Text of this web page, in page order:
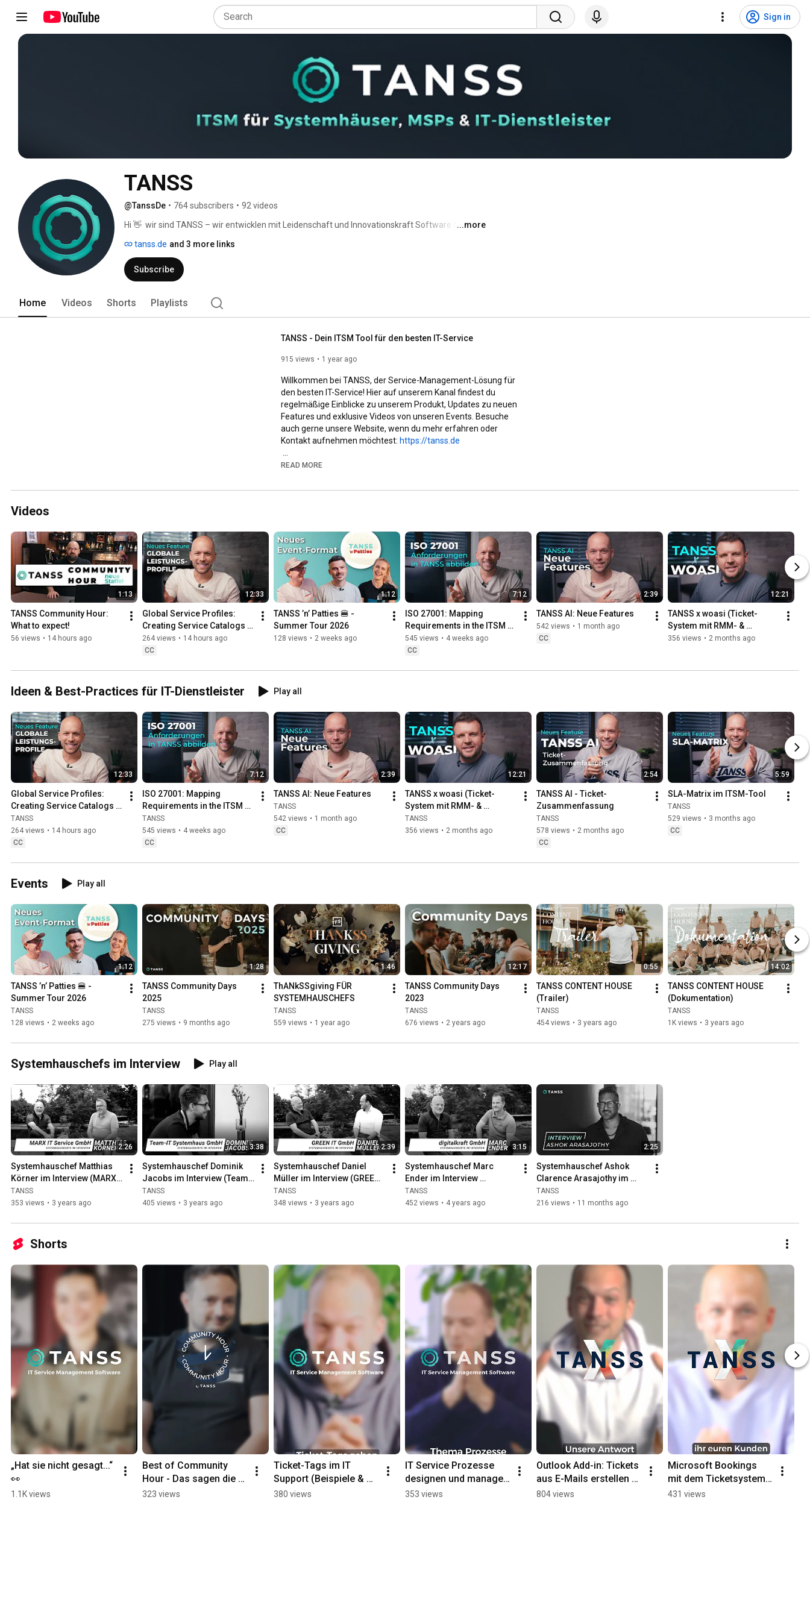
Sign in
TANSS
@TanssDe • 764 subscribers • 92 videos
Hi 👋  wir sind TANSS – wir entwicklen mit Leidenschaft und Innovationskraft Software für
Erfahrungen und Best-Practices, die tausenden Menschen und IT-Teams helfen, erfolgreicher
und zukunftssicher zu arbeiten 🚀
...more
tanss.de and 3 more links
Subscribe
Home Videos Shorts Playlists
TANSS - Dein ITSM Tool für den besten IT-Service
915 views 1 year ago
Willkommen bei TANSS, der Service-Management-Lösung für
den besten IT-Service! Hier auf unserem Kanal findest du
regelmäßige Einblicke zu unserem Produkt, Updates zu neuen
Features und exklusive Videos von unseren Events. Besuche
auch gerne unsere Website, wenn du mehr erfahren oder
Kontakt aufnehmen möchtest: https://tanss.de
Unsere IT-Service-Management-Software (ITSM) macht
zukunftssicher. TANSS hilft bei der Automatisierung im IT-
TANSS gezielt für jede Unternehmensgröße anpassen und
kann beliebig erweitert werden.
READ MORE
Videos
1:13
TANSS Community Hour:
What to expect!
56 views • 14 hours ago
12:33
Global Service Profiles:
Creating Service Catalogs in
Your ITSM Tool
264 views • 14 hours ago
CC
1:12
TANSS ’n’ Patties 🍔 -
Summer Tour 2026
128 views • 2 weeks ago
7:12
ISO 27001: Mapping
Requirements in the ITSM
Tool
545 views • 4 weeks ago
CC
2:39
TANSS AI: Neue Features
542 views • 1 month ago
CC
12:21
TANSS x woasi (Ticket-
System mit RMM- &
Monitoring-Tool verbinden)
356 views • 2 months ago
Ideen & Best-Practices für IT-Dienstleister Play all
12:33
Global Service Profiles:
Creating Service Catalogs in
Your ITSM Tool
TANSS
264 views • 14 hours ago
CC
7:12
ISO 27001: Mapping
Requirements in the ITSM
Tool
TANSS
545 views • 4 weeks ago
CC
2:39
TANSS AI: Neue Features
TANSS
542 views • 1 month ago
CC
12:21
TANSS x woasi (Ticket-
System mit RMM- &
Monitoring-Tool verbinden)
TANSS
356 views • 2 months ago
2:54
TANSS AI - Ticket-
Zusammenfassung
TANSS
578 views • 2 months ago
CC
5:59
SLA-Matrix im ITSM-Tool
TANSS
529 views • 3 months ago
CC
Events Play all
1:12
TANSS ’n’ Patties 🍔 -
Summer Tour 2026
TANSS
128 views • 2 weeks ago
1:28
TANSS Community Days
2025
TANSS
275 views • 9 months ago
1:46
ThANkSSgiving FÜR
SYSTEMHAUSCHEFS
TANSS
559 views • 1 year ago
12:17
TANSS Community Days
2023
TANSS
676 views • 2 years ago
0:55
TANSS CONTENT HOUSE
(Trailer)
TANSS
454 views • 3 years ago
14:02
TANSS CONTENT HOUSE
(Dokumentation)
TANSS
1K views • 3 years ago
Systemhauschefs im Interview Play all
2:26
Systemhauschef Matthias
Körner im Interview (MARX
IT Service GmbH)
TANSS
353 views • 3 years ago
3:38
Systemhauschef Dominik
Jacobs im Interview (Team-
IT Systemhaus GmbH)
TANSS
405 views • 3 years ago
2:39
Systemhauschef Daniel
Müller im Interview (GREEN
IT GmbH)
TANSS
348 views • 3 years ago
3:15
Systemhauschef Marc
Ender im Interview
(digitalkraft GmbH)
TANSS
452 views • 4 years ago
2:25
Systemhauschef Ashok
Clarence Arasajothy im
Interview (aca it
systemhaus)
TANSS
216 views • 11 months ago
Shorts
„Hat sie nicht gesagt...“
👀
1.1K views
Best of Community
Hour - Das sagen die
Teilnehmer aus Staffel
323 views
Ticket-Tags im IT
Support (Beispiele &
Übersichten) 🙌📈
380 views
IT Service Prozesse
designen und managen
(Ideen & Tipps für IT-
353 views
Outlook Add-in: Tickets
aus E-Mails erstellen
und zuweisen! 💻🔄
804 views
Microsoft Bookings
mit dem Ticketsystem
TANSS
431 views